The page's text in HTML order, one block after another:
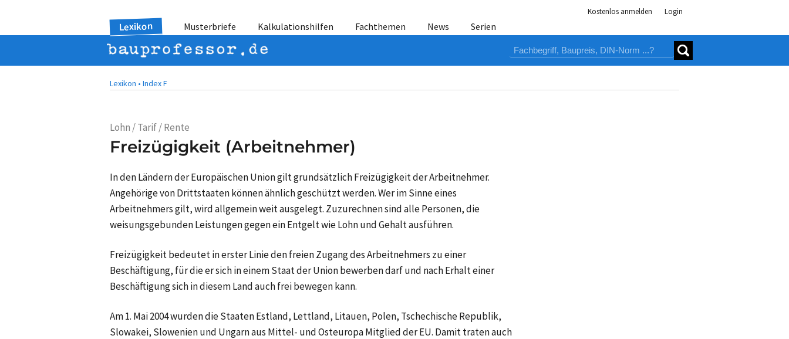
Kostenlos anmelden Login
Lexikon Musterbriefe Kalkulationshilfen Fachthemen News Serien
Lexikon • Index F
Lohn / Tarif / Rente
Freizügigkeit (Arbeitnehmer)
In den Ländern der Europäischen Union gilt grundsätzlich Freizügigkeit der Arbeitnehmer.
Angehörige von Drittstaaten können ähnlich geschützt werden. Wer im Sinne eines
Arbeitnehmers gilt, wird allgemein weit ausgelegt. Zuzurechnen sind alle Personen, die
weisungsgebunden Leistungen gegen ein Entgelt wie Lohn und Gehalt ausführen.
Freizügigkeit bedeutet in erster Linie den freien Zugang des Arbeitnehmers zu einer
Beschäftigung, für die er sich in einem Staat der Union bewerben darf und nach Erhalt einer
Beschäftigung sich in diesem Land auch frei bewegen kann.
Am 1. Mai 2004 wurden die Staaten Estland, Lettland, Litauen, Polen, Tschechische Republik,
Slowakei, Slowenien und Ungarn aus Mittel- und Osteuropa Mitglied der EU. Damit traten auch